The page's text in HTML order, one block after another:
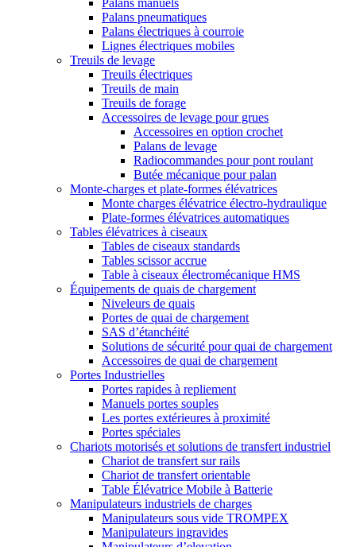
Palans manuels
Palans pneumatiques
Palans électriques à courroie
Lignes électriques mobiles
Treuils de levage
Treuils électriques
Treuils de main
Treuils de forage
Accessoires de levage pour grues
Accessoires en option crochet
Palans de levage
Radiocommandes pour pont roulant
Butée mécanique pour palan
Monte-charges et plate-formes élévatrices
Monte charges élévatrice électro-hydraulique
Plate-formes élévatrices automatiques
Tables élévatrices à ciseaux
Tables de ciseaux standards
Tables scissor accrue
Table à ciseaux électromécanique HMS
Équipements de quais de chargement
Niveleurs de quais
Portes de quai de chargement
SAS d’étanchéité
Solutions de sécurité pour quai de chargement
Accessoires de quai de chargement
Portes Industrielles
Portes rapides à repliement
Manuels portes souples
Les portes extérieures à proximité
Portes spéciales
Chariots motorisés et solutions de transfert industriel
Chariot de transfert sur rails
Chariot de transfert orientable
Table Élévatrice Mobile à Batterie
Manipulateurs industriels de charges
Manipulateurs sous vide TROMPEX
Manipulateurs ingravides